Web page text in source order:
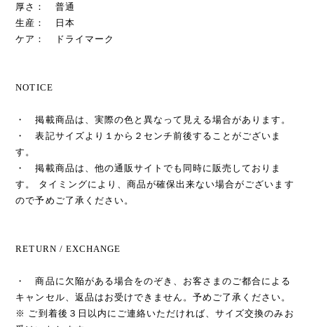
厚さ： 普通
生産： 日本
ケア： ドライマーク
NOTICE
・ 掲載商品は、実際の色と異なって見える場合があります。
・ 表記サイズより１から２センチ前後することがございま
す。
・ 掲載商品は、他の通販サイトでも同時に販売しておりま
す。 タイミングにより、商品が確保出来ない場合がございます
ので予めご了承ください。
RETURN / EXCHANGE
・ 商品に欠陥がある場合をのぞき、お客さまのご都合による
キャンセル、返品はお受けできません。予めご了承ください。
※ ご到着後３日以内にご連絡いただければ、サイズ交換のみお